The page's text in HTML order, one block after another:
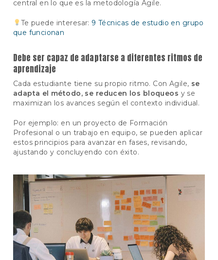
central en lo que es la metodología Agile.
Te puede interesar: 9 Técnicas de estudio en grupo
que funcionan
Debe ser capaz de adaptarse a diferentes ritmos de
aprendizaje
Cada estudiante tiene su propio ritmo. Con Agile, se
adapta el método, se reducen los bloqueos y se
maximizan los avances según el contexto individual.
Por ejemplo: en un proyecto de Formación
Profesional o un trabajo en equipo, se pueden aplicar
estos principios para avanzar en fases, revisando,
ajustando y concluyendo con éxito.